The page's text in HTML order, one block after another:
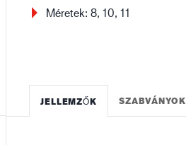
Méretek: 8, 10, 11
JELLEMZŐK SZABVÁNYOK